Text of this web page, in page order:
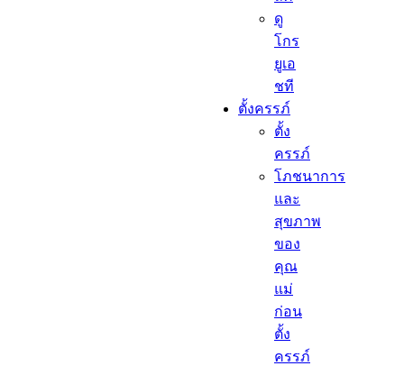
ดู
โกร
ยูเอ
ชที
ตั้งครรภ์​
ตั้ง
ครรภ์​
โภชนาการ
และ
สุขภาพ
ของ
คุณ
แม่
ก่อน
ตั้ง
ครรภ์